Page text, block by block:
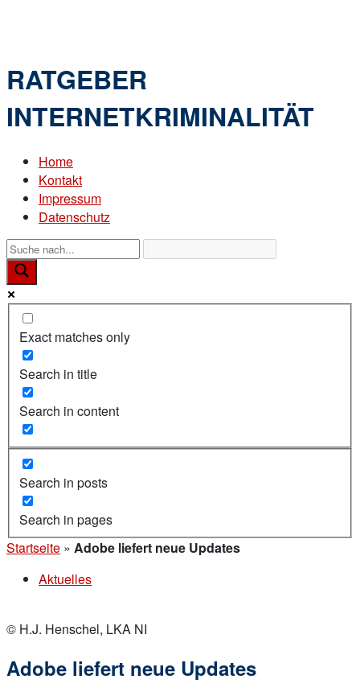
RATGEBER
INTERNETKRIMINALITÄT
Home
Kontakt
Impressum
Datenschutz
Exact matches only
Search in title
Search in content
Search in posts
Search in pages
Startseite » Adobe liefert neue Updates
Aktuelles
© H.J. Henschel, LKA NI
Adobe liefert neue Updates